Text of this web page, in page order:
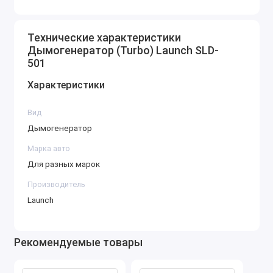
регулировать, что позволяет
адаптировать поток в зависимости от
сложности поиска утечек.
Подходит для большинства легковых
подключения к различным системам.
Безопасный дым:
Технические характеристики
Дымогенератор (Turbo) Launch SLD-
501
Характеристики
Вид
Дымогенератор
Марка авто
Для разных марок
Производитель
Launch
Рекомендуемые товары